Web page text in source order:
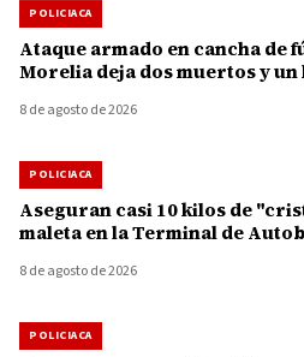
POLICIACA
Ataque armado en cancha de
Morelia deja dos muertos y
8 de agosto de 2026
POLICIACA
Aseguran casi 10 kilos de
maleta en la Terminal de
8 de agosto de 2026
POLICIACA